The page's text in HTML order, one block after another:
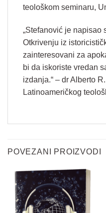
teološkom seminaru,
„Stefanović je napisao
Otkrivenju iz
zainteresovani za
bi da iskoriste vredan
izdanja.“ – dr Alberto
Latinoameričkog
V
a
š
e
Email*
POVEZANI PROIZVODI